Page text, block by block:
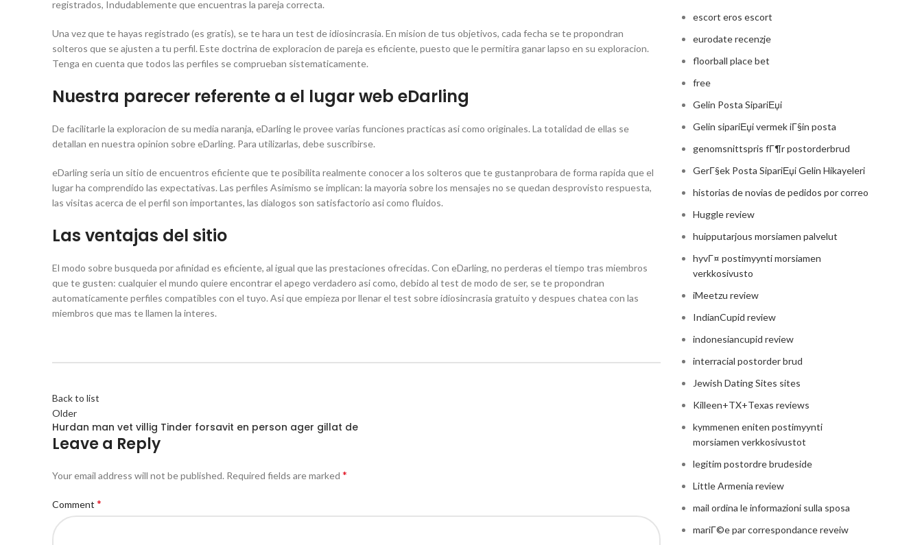
registrados, Indudablemente que encuentras la pareja correcta.
Una vez que te hayas registrado (es gratis), se te hara un test de idiosincrasia. En mision de tus objetivos, cada fecha se te propondran
solteros que se ajusten a tu perfil. Este doctrina de exploracion de pareja es eficiente, puesto que le permitira ganar lapso en su exploracion.
Tenga en cuenta que todos las perfiles se comprueban sistematicamente.
Nuestra parecer referente a el lugar web eDarling
De facilitarle la exploracion de su media naranja, eDarling le provee varias funciones practicas asi­ como originales. La totalidad de ellas se
detallan en nuestra opinion sobre eDarling. Para utilizarlas, debe suscribirse.
eDarling seri­a un sitio de encuentros eficiente que te posibilita realmente conocer a los solteros que te gustanprobara de forma rapida que el
lugar ha comprendido las expectativas. Las perfiles Asimismo se implican: la mayoria sobre los mensajes no se quedan desprovisto respuesta,
las visitas acerca de el perfil son importantes, las dialogos son satisfactorio asi­ como fluidos.
Las ventajas del sitio
El modo sobre busqueda por afinidad es eficiente, al igual que las prestaciones ofrecidas. Con eDarling, no perderas el tiempo tras miembros
que te gusten: cualquier el mundo quiere encontrar el apego verdadero asi­ como, debido al test de modo de ser, se te propondran
automaticamente perfiles compatibles con el tuyo. Asi que empieza por llenar el test sobre idiosincrasia gratuito y despues chatea con las
miembros que mas te llamen la interes.
Back to list
Older
Hurdan man vet villig Tinder forsavit en person ager gillat de
Leave a Reply
Your email address will not be published. Required fields are marked *
Comment *
escort eros escort
eurodate recenzje
floorball place bet
free
Gelin Posta SipariЕџi
Gelin sipariЕџi vermek iГ§in posta
genomsnittspris fГ¶r postorderbrud
GerГ§ek Posta SipariЕџi Gelin Hikayeleri
historias de novias de pedidos por correo
Huggle review
huipputarjous morsiamen palvelut
hyvГ¤ postimyynti morsiamen
verkkosivusto
iMeetzu review
IndianCupid review
indonesiancupid review
interracial postorder brud
Jewish Dating Sites sites
Killeen+TX+Texas reviews
kymmenen eniten postimyynti
morsiamen verkkosivustot
legitim postordre brudeside
Little Armenia review
mail ordina le informazioni sulla sposa
mariГ©e par correspondance reveiw